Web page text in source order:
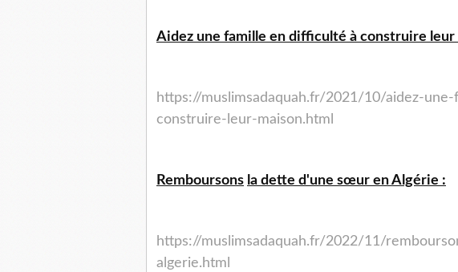
Aidez une famille en difficulté à construire leur
https://muslimsadaquah.fr/2021/10/aidez-une-
construire-leur-maison.html
Remboursons la dette d'une sœur en Algérie :
https://muslimsadaquah.fr/2022/11/
algerie.html